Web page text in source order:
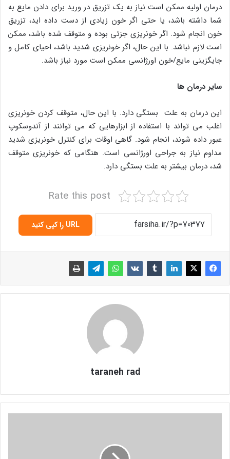
درمان اولیه ممکن است نیاز به یک تزریق در ورید برای دادن مایع به
شما داشته باشد، یا حتی اگر خون زیادی از دست داده اید، تزریق
خون انجام شود. اگر خونریزی جزئی بوده و متوقف شده باشد، ممکن
است لازم نباشد. با این حال، اگر خونریزی شدید باشد، احیای کامل و
جایگزینی مایع/خون اورژانسی ممکن است مورد نیاز باشد.
سایر درمان ها
این درمان به علت بستگی دارد. با این حال، متوقف کردن خونریزی
اغلب می تواند با استفاده از ابزارهایی که می توانند از آندوسکوپ
عبور داده شوند، انجام شود. گاهی اوقات برای کنترل خونریزی شدید
مداوم نیاز به جراحی اورژانسی است. هنگامی که خونریزی متوقف
شد، درمان بیشتر به علت بستگی دارد.
Rate this post
URL را کپی کنید
taraneh rad